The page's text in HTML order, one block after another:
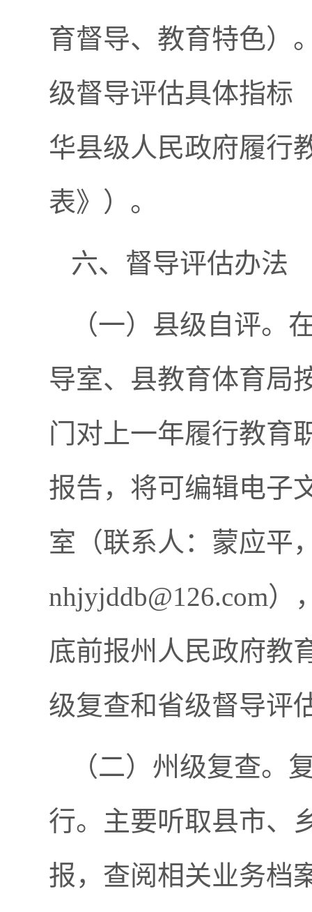
育督导、教育特色）
级督导评估具体指标
华县级人民政府履行
表》）。
六、督导评估办法
（一）县级自评。
导室、县教育体育局
门对上一年履行教育
报告，将可编辑电子
室（联系人：蒙应平
nhjyjddb@126.com
底前报州人民政府教
级复查和省级督导评
（二）州级复查。
行。主要听取县市、
报，查阅相关业务档